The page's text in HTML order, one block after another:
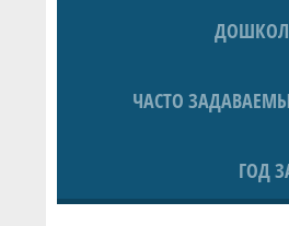
ЧАСТО
ГОД